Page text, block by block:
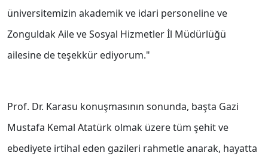
üniversitemizin akademik ve idari personeline ve
Zonguldak Aile ve Sosyal Hizmetler İl Müdürlüğü
ailesine de teşekkür ediyorum."
Prof. Dr. Karasu konuşmasının sonunda, başta Gazi
Mustafa Kemal Atatürk olmak üzere tüm şehit ve
ebediyete irtihal eden gazileri rahmetle anarak, hayatta